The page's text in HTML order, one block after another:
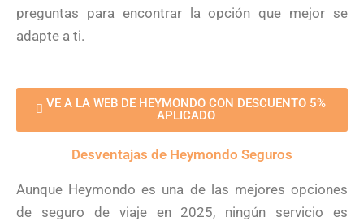
preguntas para encontrar la opción que mejor se
adapte a ti.
VE A LA WEB DE HEYMONDO CON DESCUENTO 5%
APLICADO
Desventajas de Heymondo Seguros
Aunque Heymondo es una de las mejores opciones
de seguro de viaje en 2025, ningún servicio es